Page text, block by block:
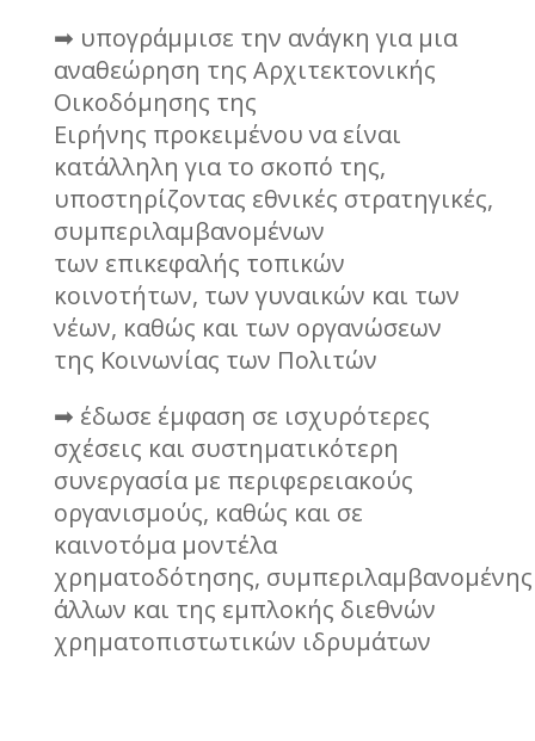
➡ υπογράμμισε την ανάγκη για μια
αναθεώρηση της Αρχιτεκτονικής
Οικοδόμησης της
Ειρήνης προκειμένου να είναι
κατάλληλη για το σκοπό της,
υποστηρίζοντας εθνικές στρατηγικές,
συμπεριλαμβανομένων
των επικεφαλής τοπικών
κοινοτήτων, των γυναικών και των
νέων, καθώς και των οργανώσεων
της Κοινωνίας των Πολιτών
➡ έδωσε έμφαση σε ισχυρότερες
σχέσεις και συστηματικότερη
συνεργασία με περιφερειακούς
οργανισμούς, καθώς και σε
καινοτόμα μοντέλα
χρηματοδότησης,
άλλων και της εμπλοκής διεθνών
χρηματοπιστωτικών ιδρυμάτων